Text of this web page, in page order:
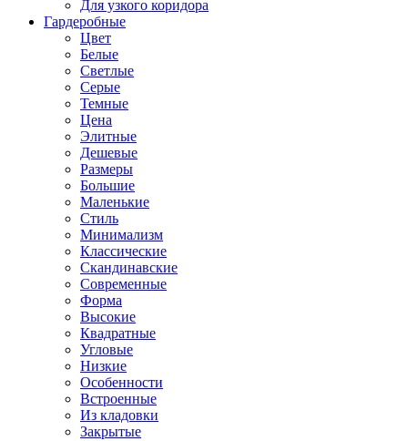
Для узкого коридора
Гардеробные
Цвет
Белые
Светлые
Серые
Темные
Цена
Элитные
Дешевые
Размеры
Большие
Маленькие
Стиль
Минимализм
Классические
Скандинавские
Современные
Форма
Высокие
Квадратные
Угловые
Низкие
Особенности
Встроенные
Из кладовки
Закрытые